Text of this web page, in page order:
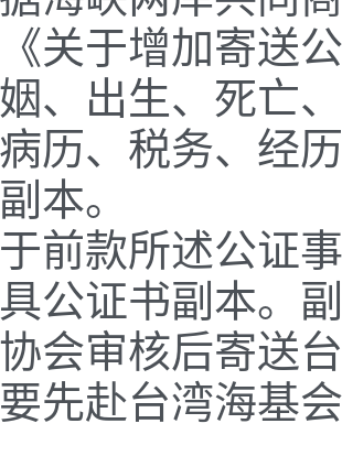
关于增加寄送
、出生、死亡
历、税务、经
本。
款所述公证事
公证书副本。
会审核后寄送
先赴台湾海基